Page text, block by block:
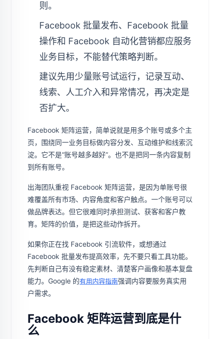
则。
Facebook 批量发布、Facebook 批量
操作和 Facebook 自动化营销都应服务
业务目标，不能替代策略判断。
建议先用少量账号试运行，记录互动、
线索、人工介入和异常情况，再决定是
否扩大。
Facebook 矩阵运营，简单说就是用多个账号或多个主
页，围绕同一业务目标做内容分发、互动维护和线索沉
淀。它不是“账号越多越好”。也不是把同一条内容复制
到所有账号。
出海团队重视 Facebook 矩阵运营，是因为单账号很
难覆盖所有市场、内容角度和客户触点。一个账号可以
做品牌表达。但它很难同时承担测试、获客和客户教
育。矩阵的价值，是把这些动作拆开。
如果你正在找 Facebook 引流软件，或想通过
Facebook 批量发布提高效率，先不要只看工具功能。
先判断自己有没有稳定素材、清楚客户画像和基本复盘
能力。Google 的有用内容指南强调内容要服务真实用
户需求。
Facebook 矩阵运营到底是什
么